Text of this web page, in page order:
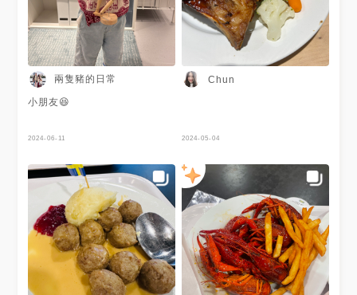
刺繡要等到三月多才可以拿到
我們就放棄刺繡，先帶回家 這
個活動還是佑佑和我說 沒想到
他竟然沒有資格🤔 . 昨天逛
IKEA 認真討論是否要買上下舖
給Sake和Vodka 小小的家，只
能先委屈他們兩睡一起啊 不過
感覺買了他們不會自己睡欸
兩隻豬的日常
小朋友😆
2024-06-11
Chun
2024-05-04